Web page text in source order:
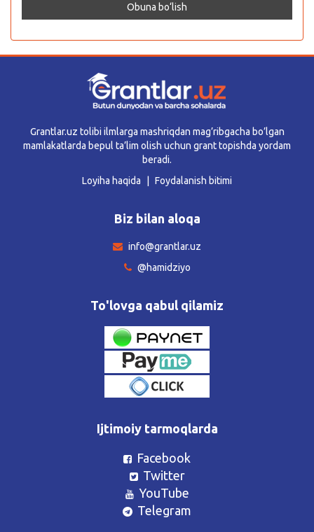
Grantlar.uz tolibi ilmlarga mashriqdan mag’ribgacha bo’lgan
mamlakatlarda bepul ta’lim olish uchun grant topishda yordam
beradi.
Loyiha haqida
Foydalanish bitimi
Biz bilan aloqa
info@grantlar.uz
@hamidziyo
To'lovga qabul qilamiz
Ijtimoiy tarmoqlarda
Facebook
Twitter
YouTube
Telegram